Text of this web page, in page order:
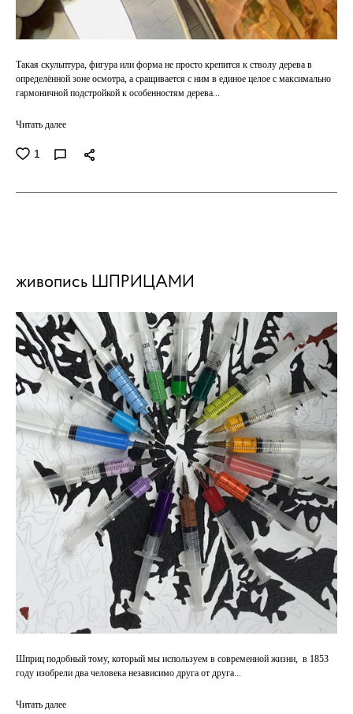
Такая скульптура, фигура или форма не просто крепится к стволу дерева в
определённой зоне осмотра, а сращивается с ним в единое целое с максимально
гармоничной подстройкой к особенностям дерева...
Читать далее
1
живопись ШПРИЦАМИ
Шприц подобный тому, который мы используем в современной жизни, в 1853
году изобрели два человека независимо друга от друга...
Читать далее